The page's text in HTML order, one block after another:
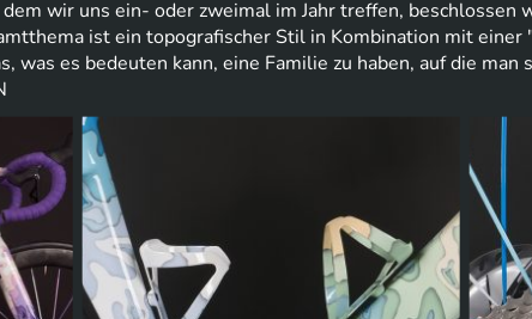
wir uns ein- oder zweimal im Jahr treffen, beschlossen
ist ein topografischer Stil in Kombination mit
was es bedeuten kann, eine Familie zu haben, auf die